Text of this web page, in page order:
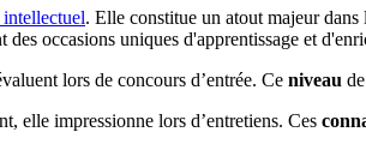
. Elle constitue un atout majeur
des occasions uniques d'apprentissage et
lors de concours d’entrée. Ce niveau
elle impressionne lors d’entretiens. Ces